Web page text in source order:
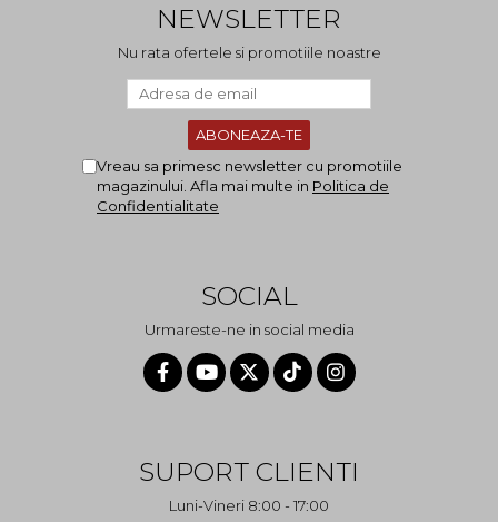
NEWSLETTER
Nu rata ofertele si promotiile noastre
Vreau sa primesc newsletter cu promotiile
magazinului. Afla mai multe in Politica de
Confidentialitate
SOCIAL
Urmareste-ne in social media
SUPORT CLIENTI
Luni-Vineri 8:00 - 17:00